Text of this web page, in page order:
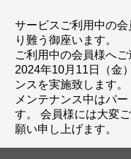
サービスご利用中の
り難う御座います。
ご利用中の会員様へご
2024年10月11日（金
ンスを実施致します。
メンテナンス中はパ
す。 会員様には大変
願い申し上げます。